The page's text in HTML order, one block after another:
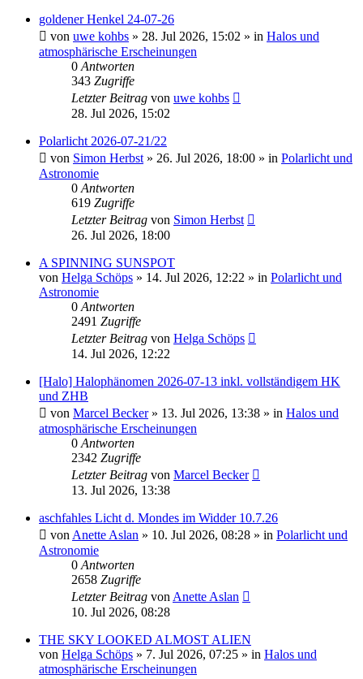
goldener Henkel 24-07-26
von uwe kohbs » 28. Jul 2026, 15:02 » in Halos und
atmosphärische Erscheinungen
0 Antworten
343 Zugriffe
Letzter Beitrag von uwe kohbs
28. Jul 2026, 15:02
Polarlicht 2026-07-21/22
von Simon Herbst » 26. Jul 2026, 18:00 » in Polarlicht und
Astronomie
0 Antworten
619 Zugriffe
Letzter Beitrag von Simon Herbst
26. Jul 2026, 18:00
A SPINNING SUNSPOT
von Helga Schöps » 14. Jul 2026, 12:22 » in Polarlicht und
Astronomie
0 Antworten
2491 Zugriffe
Letzter Beitrag von Helga Schöps
14. Jul 2026, 12:22
[Halo] Halophänomen 2026-07-13 inkl. vollständigem HK
und ZHB
von Marcel Becker» 13. Jul 2026, 13:38 » in Halos und
atmosphärische Erscheinungen
0 Antworten
2342 Zugriffe
Letzter Beitrag von Marcel Becker
13. Jul 2026, 13:38
aschfahles Licht d. Mondes im Widder 10.7.26
von Anette Aslan » 10. Jul 2026, 08:28 » in Polarlicht und
Astronomie
0 Antworten
2658 Zugriffe
Letzter Beitrag von Anette Aslan
10. Jul 2026, 08:28
THE SKY LOOKED ALMOST ALIEN
von Helga Schöps » 7. Jul 2026, 07:25 » in Halos und
atmosphärische Erscheinungen